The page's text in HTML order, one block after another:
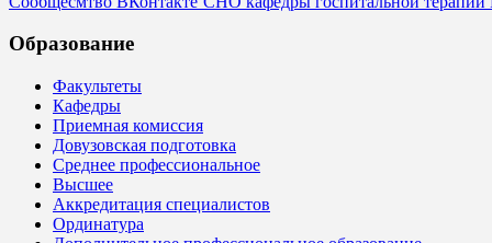
Образование
Факультеты
Кафедры
Приемная комиссия
Довузовская подготовка
Среднее профессиональное
Высшее
Аккредитация специалистов
Ординатура